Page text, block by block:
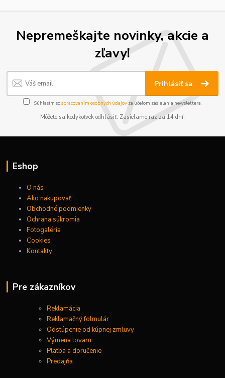
Nepremeškajte novinky, akcie a
zľavy!
Prihlásiť sa
Súhlasím sospracovaním osobných údajov za účelom zasielania newslettera.
Môžete sa kedykoľvek odhlásiť. Zasielame raz za 14 dní.
Eshop
O nás
Ako nakupovať
Obchodné podmienky
Ochrana súkromia
Fotogaléria
Cookies
Kontakty
Pre zákazníkov
Reklamácia
Reklamačný folmulár
Odstúpenie od kúpnej zmluvy
Výmena tovaru
Platba a doručenie
Predajňa